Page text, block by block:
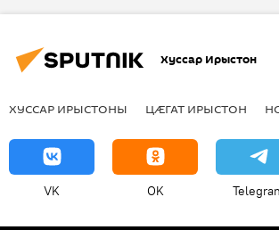
Хуссар Ирыстон
ХУССАР ИРЫСТОНЫ ЦӔГАТ ИРЫСТОН
VK OK